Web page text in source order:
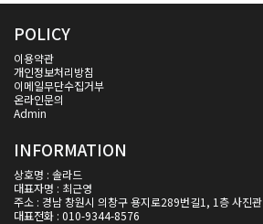
POLICY
이용약관
개인정보처리방침
이메일무단수집거부
온라인문의
Admin
INFORMATION
상호명 : 솔라드
대표자명 : 최근영
주소 : 경남 창원시 의창구 용지로289번길1, 1층 사진관
대표전화 : 010-9344-8576